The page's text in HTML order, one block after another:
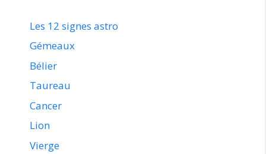
Les 12 signes astro
Gémeaux
Bélier
Taureau
Cancer
Lion
Vierge